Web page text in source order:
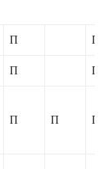
П П
П П
П П П